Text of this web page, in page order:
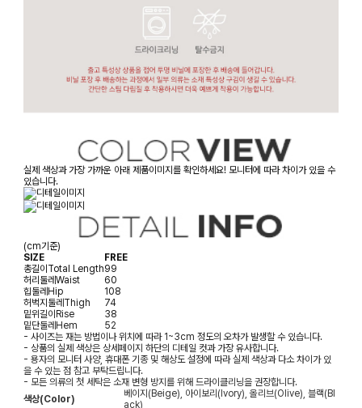
실제 색상과 가장 가까운 아래 제품이미지를 확인하세요! 모니터에 따라 차이가 있을 수
있습니다.
(cm기준)
SIZE
FREE
총길이 Total Length99
허리둘레 Waist
60
힙둘레 Hip
108
허벅지둘레 Thigh
74
밑위길이 Rise
38
밑단둘레 Hem
52
- 사이즈는 재는 방법이나 위치에 따라 1~3cm 정도의 오차가 발생할 수 있습니다.
- 상품의 실제 색상은 상세페이지 하단의 디테일 컷과 가장 유사합니다.
- 용자의 모니터 사양, 휴대폰 기종 및 해상도 설정에 따라 실제 색상과 다소 차이가 있
을 수 있는 점 참고 부탁드립니다.
- 모든 의류의 첫 세탁은 소재 변형 방지를 위해 드라이클리닝을 권장합니다.
색상(Color)
베이지(Beige), 아이보리(Ivory), 올리브(Olive), 블랙(Bl
ack)